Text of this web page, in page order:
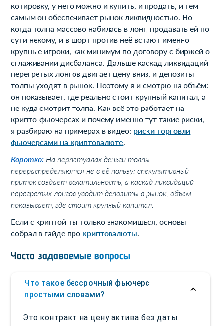
котировку, у него можно и купить, и продать, и тем
самым он обеспечивает рынок ликвидностью. Но
когда толпа массово набилась в лонг, продавать ей по
сути некому, и в шорт против неё встают именно
крупные игроки, как минимум по договору с биржей о
сглаживании дисбаланса. Дальше каскад ликвидаций
перегретых лонгов двигает цену вниз, и депозиты
толпы уходят в рынок. Поэтому я и смотрю на объём:
он показывает, где реально стоит крупный капитал, а
не куда смотрит толпа. Как всё это работает на
крипто-фьючерсах и почему именно тут такие риски,
я разбираю на примерах в видео: риски торговли
фьючерсами на криптовалюте
Коротко: На перпетуалах деньги толпы
перераспределяются не в её пользу: спекулятивный
приток создаёт волатильность, а каскад ликвидаций
перегретых лонгов уводит депозиты в рынок; объём
показывает, где стоит крупный капитал.
Если с криптой ты только знакомишься, основы
собрал в гайде про криптовалюты
Часто задаваемые вопросы
Что такое бессрочный фьючерс
простыми словами?
Это контракт на цену актива без даты